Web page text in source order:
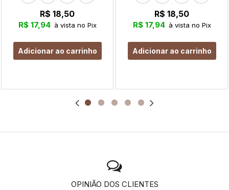
R$ 18,50
R$ 17,94 à vista no Pix
Adicionar ao carrinho
R$ 18,50
R$ 17,94 à vista no Pix
Adicionar ao carrinho
OPINIÃO DOS CLIENTES